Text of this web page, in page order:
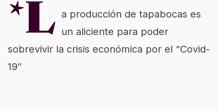
*L a producción de tapabocas es
un aliciente para poder
sobrevivir la crisis económica por el “Covid-
19″